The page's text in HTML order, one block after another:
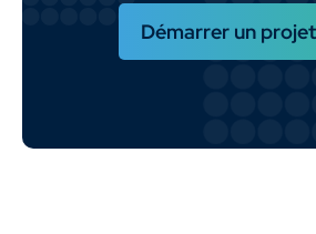
Démarrer un projet